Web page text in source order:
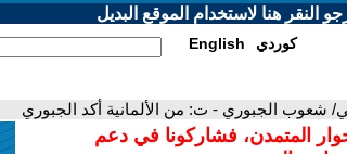
النقر هنا لاستخدام الموقع البديل
English كوردي
شعوب الجبوري - ت: من الألمانية أكد الجبوري
المتمدن، فشاركونا في دعم